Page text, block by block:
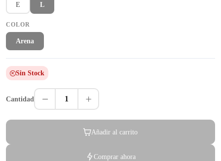
E L
COLOR
Arena
Sin Stock
Cantidad 1
Añadir al carrito
Comprar ahora